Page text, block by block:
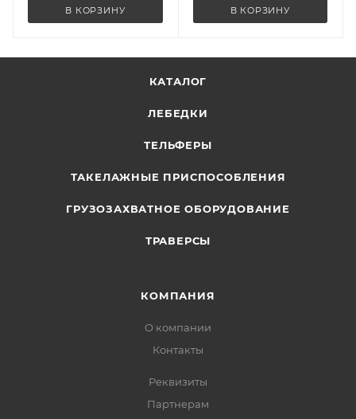
В КОРЗИНУ В КОРЗИНУ
КАТАЛОГ
ЛЕБЕДКИ
ТЕЛЬФЕРЫ
ТАКЕЛАЖНЫЕ ПРИСПОСОБЛЕНИЯ
ГРУЗОЗАХВАТНОЕ ОБОРУДОВАНИЕ
ТРАВЕРСЫ
КОМПАНИЯ
О компании
Контакты
Реквизиты
Партнерам